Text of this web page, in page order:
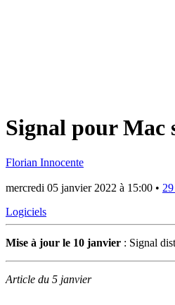
Signal pour Mac
Florian Innocente
mercredi 05 janvier 2022 à 15:00 • 29
Logiciels
Mise à jour le 10 janvier : Signal
Article du 5 janvier